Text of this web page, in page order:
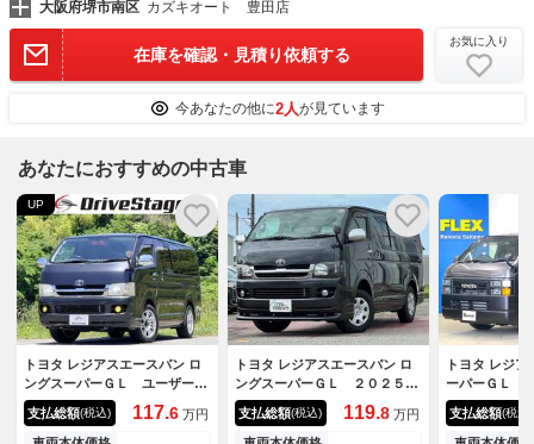
大阪府堺市南区 カズキオート 豊田店
在庫を確認・見積り依頼する
お気に入り
今あなたの他に2人が見ています
あなたにおすすめの中古車
UP
トヨタ レジアスエースバン ロ
ングスーパーＧＬ ユーザー買
取 ベッドキット 両側スライ
ド 社外ＬＥＤヘッド バック
カメラ ＥＴＣ １００Ｖ電
支払総額(税込) 117.6 万円
トヨタ レジアスエースバン ロ
ングスーパーＧＬ ２０２５年
タイミングベルト・ウォーター
ポンプ交換／モデリスタエアロ
／両側スライドドア／エアコン
支払総額(税込) 119.8 万円
トヨタ レジ
ーパーＧＬ
Ｉ ロングボ
スＫＩＴ １
ウンＫＩＴ
支払総額(税込)